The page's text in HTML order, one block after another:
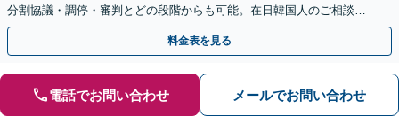
分割協議・調停・審判とどの段階からも可能。在日韓国人のご相談も
対応しております【休日・夜間相談可】
料金表を見る
電話でお問い合わせ メールでお問い合わせ